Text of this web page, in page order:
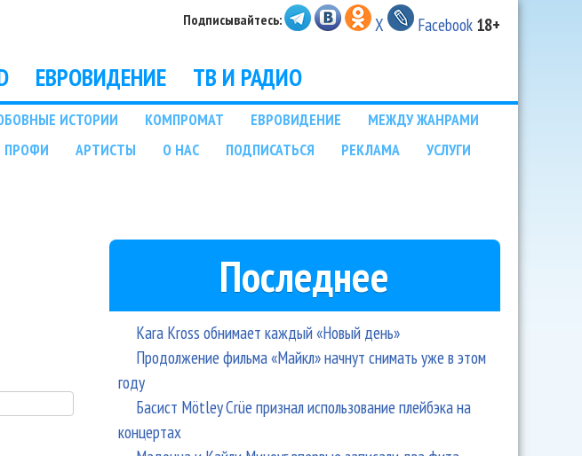
Подписывайтесь: X Facebook 18+
ЕВРОВИДЕНИЕ ТВ И РАДИО
ИСТОРИИ КОМПРОМАТ ЕВРОВИДЕНИЕ
МЕЖДУ ЖАНРАМИ
ПРОФИ АРТИСТЫ О НАС ПОДПИСАТЬСЯ РЕКЛАМА
УСЛУГИ
Последнее
Kara Kross обнимает каждый «Новый день»
Продолжение фильма «Майкл» начнут снимать уже в этом
году
Басист Mötley Crüe признал использование плейбэка на
концертах